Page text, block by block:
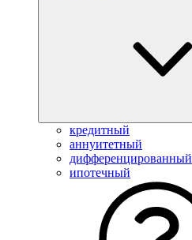
кредитный
аннуитетный
дифференцированный
ипотечный